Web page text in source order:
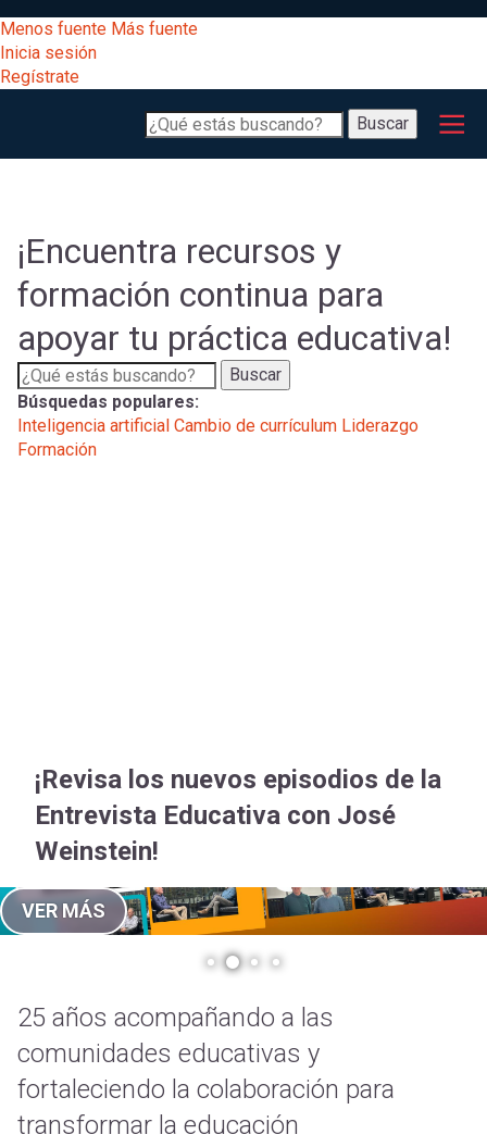
al
contenido
principal
[Educarchile
Escritorio]
Menú
entrar
a
mi
Menos fuente Más fuente
Inicia sesión
Regístrate
Buscar
Buscar
Menú
principal
Desarrollo
Expand
Expand
Comunidad
Exploración
Expand
[Educarchile
mi
cuenta
Inicia
sesión
¡Encuentra recursos y
formación continua para
apoyar tu práctica educativa!
Buscar
Búsquedas populares:
Inteligencia artificial Cambio de currículum Liderazgo
Formación
¡Revisa los nuevos episodios de la
Entrevista Educativa con José
Weinstein!
VER MÁS
25 años acompañando a las
comunidades educativas y
fortaleciendo la colaboración para
transformar la educación
registrarte.
Inicia sesión.